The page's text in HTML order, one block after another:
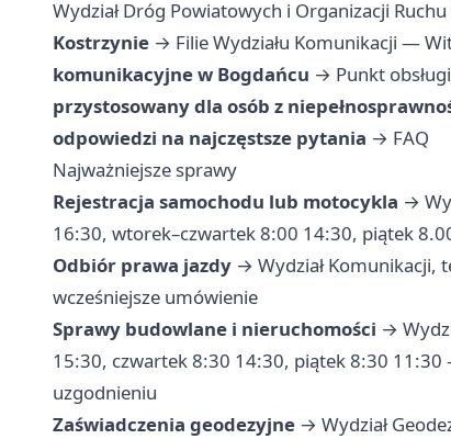
Wydział Dróg Powiatowych i Organizacji Ruchu
Kostrzynie → Filie Wydziału Komunikacji —
komunikacyjne w Bogdańcu → Punkt
przystosowany dla osób z
odpowiedzi na najczęstsze pytania → FAQ
Najważniejsze sprawy
Rejestracja samochodu lub motocykla →
16:30, wtorek–czwartek 8:00 14:30, piątek
Odbiór prawa jazdy → Wydział Komunikacji,
wcześniejsze umówienie
Sprawy budowlane i nieruchomości →
15:30, czwartek 8:30 14:30, piątek 8:30
uzgodnieniu
Zaświadczenia geodezyjne → Wydział